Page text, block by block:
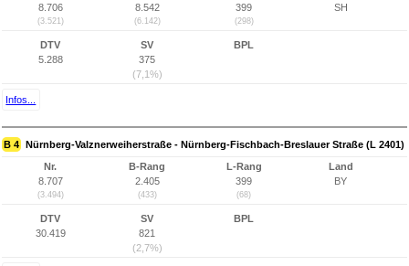
8.706
(3.521)
8.542
(6.142)
399
(298)
SH
DTV
5.288
SV
375
(7,1%)
BPL
Infos...
B 4 Nürnberg-Valznerweiherstraße - Nürnberg-Fischbach-Breslauer Straße (L 2401)
Nr.
8.707
(3.494)
B-Rang
2.405
(433)
L-Rang
399
(68)
Land
BY
DTV
30.419
SV
821
(2,7%)
BPL